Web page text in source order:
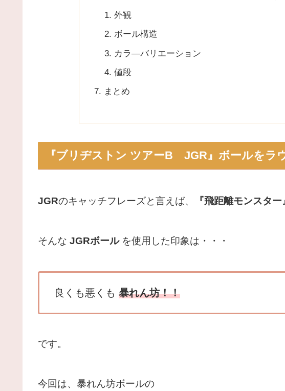
外観
ボール構造
カラ―バリエーション
値段
まとめ
『ブリヂストン ツアーB JGR』ボールをラ
JGRのキャッチフレーズと言えば、 『飛距離モンスター
そんな JGRボール を使用した印象は・・・
良くも悪くも 暴れん坊！！
です。
今回は、暴れん坊ボールの